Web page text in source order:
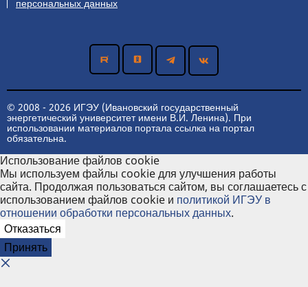
персональных данных
© 2008 - 2026 ИГЭУ (Ивановский государственный
энергетический университет имени В.И. Ленина). При
использовании материалов портала ссылка на портал
обязательна.
Использование файлов cookie
Мы используем файлы cookie для улучшения работы
сайта. Продолжая пользоваться сайтом, вы соглашаетесь с
использованием файлов cookie и политикой ИГЭУ в
отношении обработки персональных данных.
Отказаться
Принять